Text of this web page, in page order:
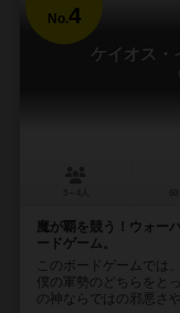
No.4
ケイオス・
魔が覇を競う！ウォー
ードゲーム。
このボードゲームでは
僕の軍勢のどちらをと
の神ならではの邪悪さ